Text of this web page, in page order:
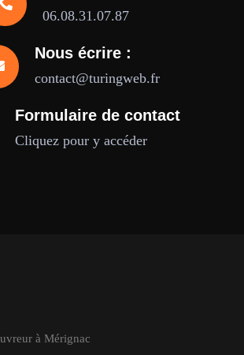
06.08.31.07.87
Nous écrire :
contact@turingweb.fr
Formulaire de contact
Cliquez pour y accéder
à Mérignac